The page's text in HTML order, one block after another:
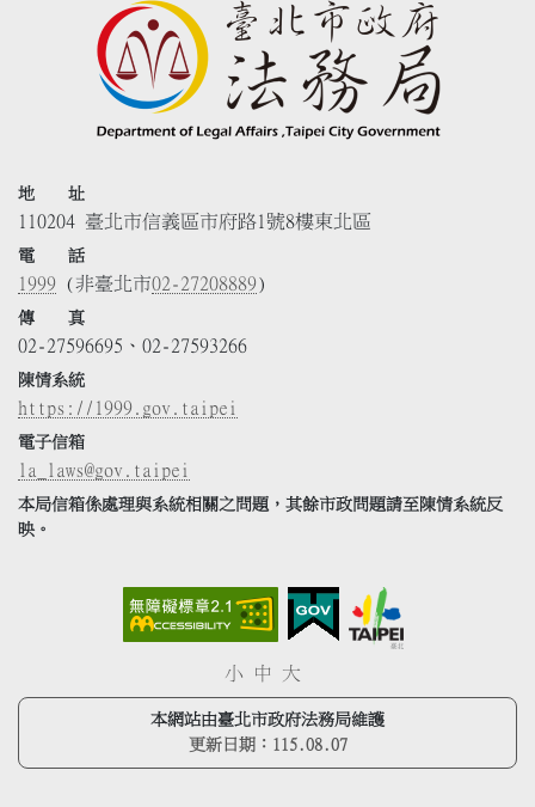
地 址
110204 臺北市信義區市府路1號8樓東北區
電 話
1999 (非臺北市02-27208889)
傳 真
02-27596695、02-27593266
陳情系統
https://1999.gov.taipei
電子信箱
la_laws@gov.taipei
本局信箱係處理與系統相關之問題，其餘市政問題請至陳情系統反
映。
小 中 大
本網站由臺北市政府法務局維護
更新日期： 115.08.07